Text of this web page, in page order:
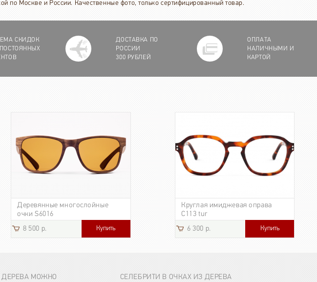
по Москве и России. Качественные фото, только сертифицированный товар.
СКИДОК
ДОСТАВКА ПО
РОССИИ
300 РУБЛЕЙ
ОПЛАТА
НАЛИЧНЫМИ И
КАРТОЙ
Деревянные многослойные
очки S6016
8 500 р.
Купить
Круглая имиджевая оправа
C113 tur
6 300 р.
Купить
ДЕРЕВА МОЖНО
СЕЛЕБРИТИ В ОЧКАХ ИЗ ДЕРЕВА